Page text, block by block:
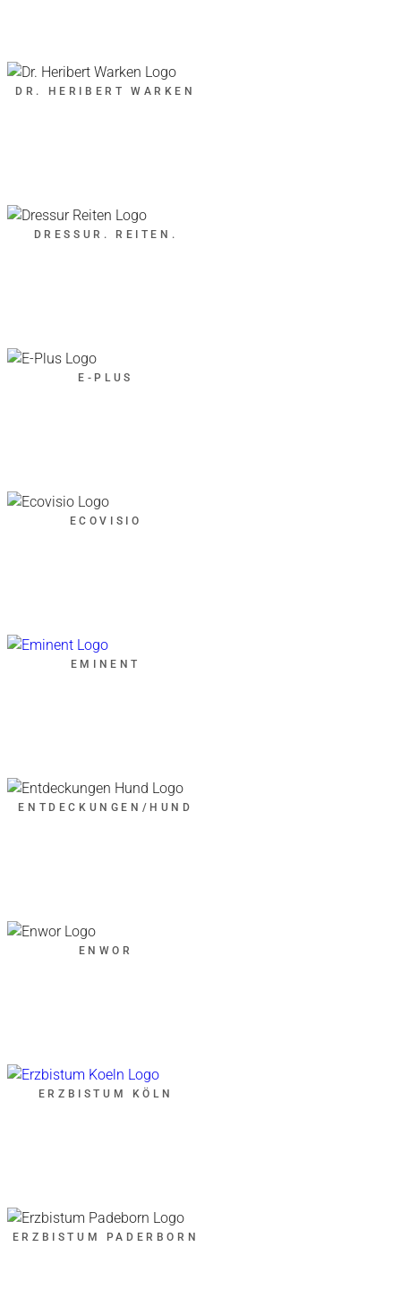
DR. HERIBERT WARKEN
DRESSUR. REITEN.
E-PLUS
ECOVISIO
EMINENT
ENTDECKUNGEN/HUND
ENWOR
ERZBISTUM KÖLN
ERZBISTUM PADERBORN